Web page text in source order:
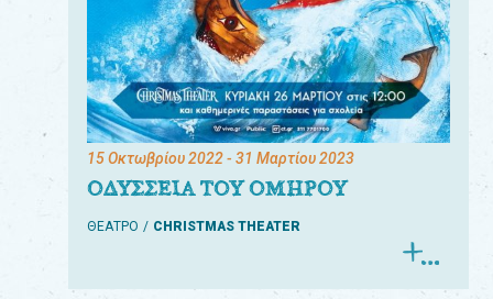
15 Οκτωβρίου 2022- 31 Μαρτίου 2023
ΟΔΥΣΣΕΙΑ ΤΟΥ ΟΜΗΡΟΥ
ΘΕΑΤΡΟ CHRISTMAS THEATER